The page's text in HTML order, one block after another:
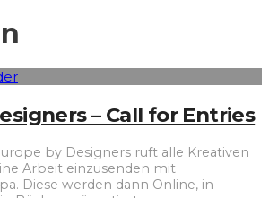
– Call for Entries
by Designers ruft alle Kreativen
Arbeit einzusenden mit
Diese werden dann Online, in